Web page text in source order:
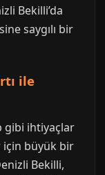
Bekilli’da
saygılı bir
ile
gibi ihtiyaçlar
büyük bir
Bekilli,